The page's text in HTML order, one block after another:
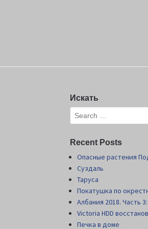
Искать
Recent Posts
Опасные растения
Суздаль
Таруса
Покатушка по
Албания 2018. Часть
Victoria HDD
Печка в доме